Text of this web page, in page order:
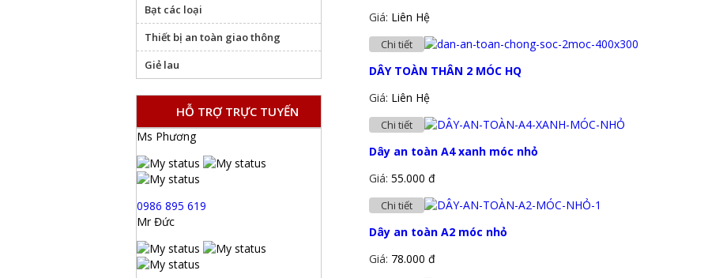
Giá: Liên Hệ
Chi tiết
DÂY TOÀN THÂN 2 MÓC HQ
Giá: Liên Hệ
Chi tiết
Dây an toàn A4 xanh móc nhỏ
Giá: 55.000 đ
Chi tiết
Dây an toàn A2 móc nhỏ
Giá: 78.000 đ
Bạt các loại
Thiết bị an toàn giao thông
Giẻ lau
HỖ TRỢ TRỰC TUYẾN
Ms Phương
0986 895 619
Mr Đức